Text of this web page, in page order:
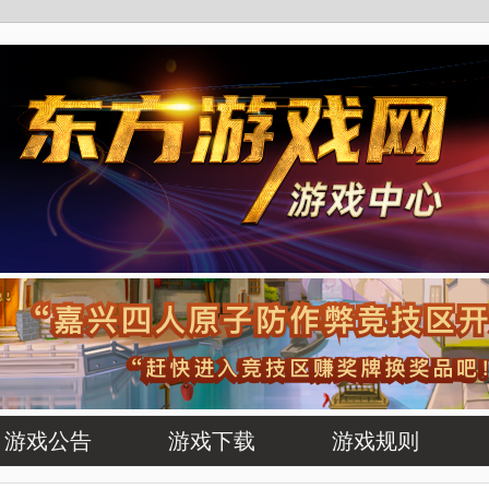
游戏公告 游戏下载 游戏规则